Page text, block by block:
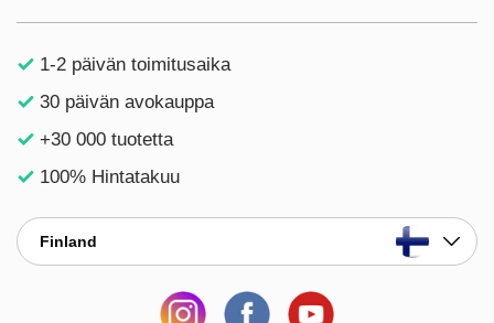
1-2 päivän toimitusaika
30 päivän avokauppa
+30 000 tuotetta
100% Hintatakuu
Finland